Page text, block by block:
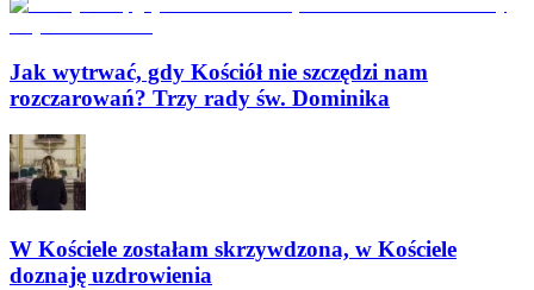
Jak wytrwać, gdy Kościół nie szczędzi nam
rozczarowań? Trzy rady św. Dominika
W Kościele zostałam skrzywdzona, w Kościele
doznaję uzdrowienia